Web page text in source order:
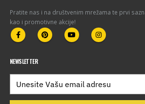
Pratite nas i na društvenim mrežama te prvi
kao i promotivne akcije!
NEWSLETTER